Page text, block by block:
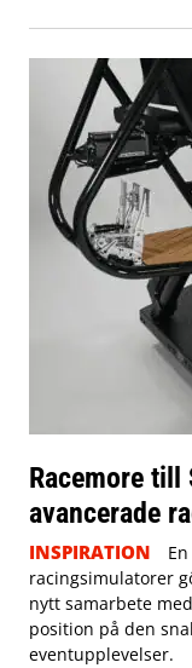
Racemore
avancerade
INSPIRATION
racingsimulatorer
nytt samarbete
position på den
eventupplevelser.